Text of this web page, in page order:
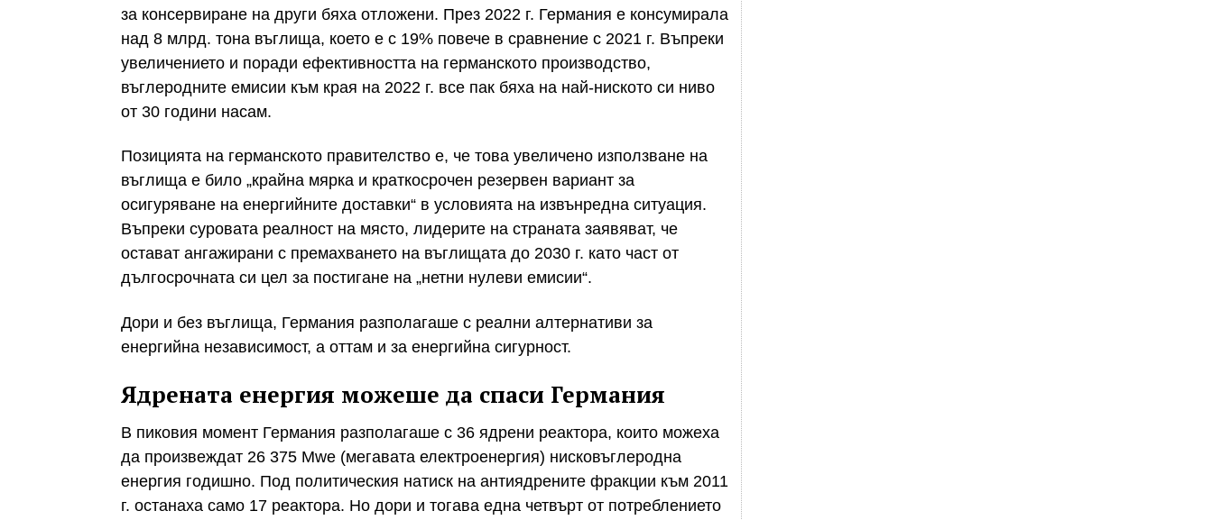
за консервиране на други бяха отложени. През 2022 г. Германия е консумирала
над 8 млрд. тона въглища, което е с 19% повече в сравнение с 2021 г. Въпреки
увеличението и поради ефективността на германското производство,
въглеродните емисии към края на 2022 г. все пак бяха на най-ниското си ниво
от 30 години насам.
Позицията на германското правителство е, че това увеличено използване на
въглища е било „крайна мярка и краткосрочен резервен вариант за
осигуряване на енергийните доставки“ в условията на извънредна ситуация.
Въпреки суровата реалност на място, лидерите на страната заявяват, че
остават ангажирани с премахването на въглищата до 2030 г. като част от
дългосрочната си цел за постигане на „нетни нулеви емисии“.
Дори и без въглища, Германия разполагаше с реални алтернативи за
енергийна независимост, а оттам и за енергийна сигурност.
Ядрената енергия можеше да спаси Германия
В пиковия момент Германия разполагаше с 36 ядрени реактора, които можеха
да произвеждат 26 375 Mwe (мегавата електроенергия) нисковъглеродна
енергия годишно. Под политическия натиск на антиядрените фракции към 2011
г. останаха само 17 реактора. Но дори и тогава една четвърт от потреблението